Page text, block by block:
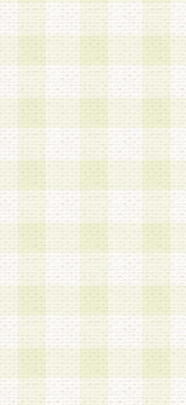
貸与、名義変更
ならないものとし
4.当社は、会員
盗用など第三者
き事由の有無、
のとします。
第5条 会員の登録
1.当社は、会員
アドレス等会員
シーポリシー
」
は、当該個人情
す。なお、これ
かじめ会員の同
a.本サービスの実
b.本サービスに係
c.会員からの電話